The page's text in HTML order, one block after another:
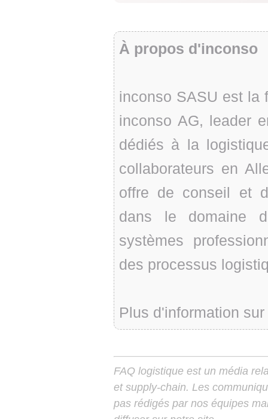
À propos d'inconso
inconso SASU est la
inconso AG, leader
dédiés à la
collaborateurs en
offre de conseil et
dans le domaine
systèmes
des processus
Plus d'information
FAQ logistique est un média
et supply-chain. Les
pas rédigés par nos équipes